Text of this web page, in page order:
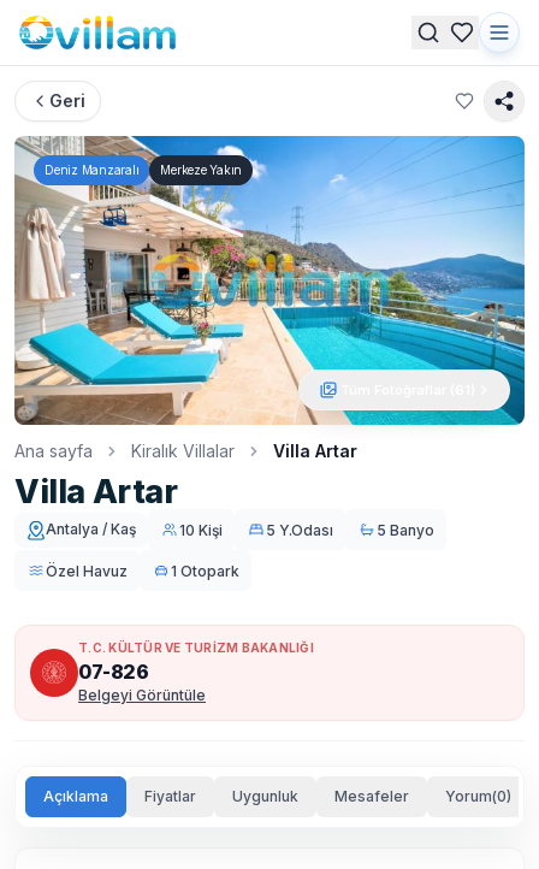
Geri
Deniz Manzaralı Merkeze Yakın
Ana sayfa Kiralık Villalar Villa Artar
Villa Artar
Antalya / Kaş 10 Kişi 5 Y.Odası 5 Banyo
Özel Havuz 1 Otopark
T.C. KÜLTÜR VE TURİZM BAKANLIĞI
07-826
Belgeyi Görüntüle
Açıklama Fiyatlar Uygunluk Mesafeler Yorum(0)